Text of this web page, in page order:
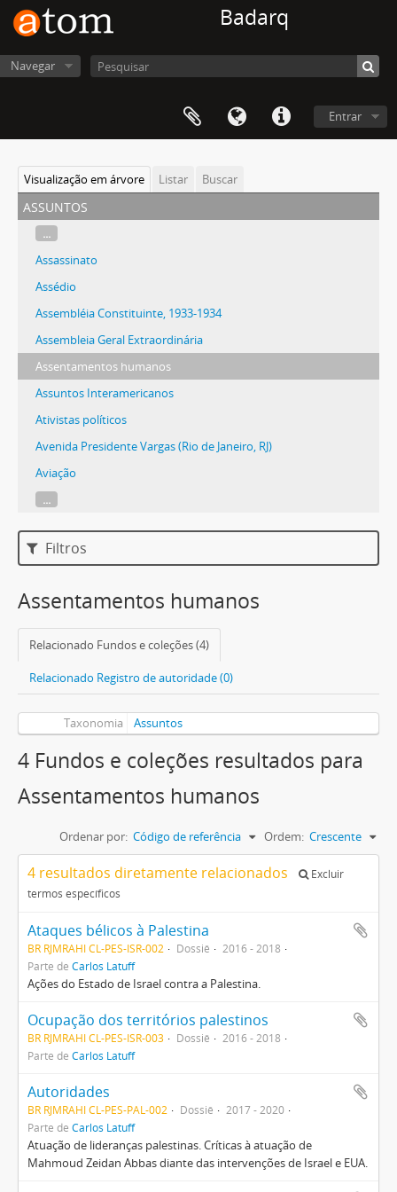
Badarq
Navegar
Entrar
Visualização em árvore Listar Buscar
assuntos
...
Assassinato
Assédio
Assembléia Constituinte, 1933-1934
Assembleia Geral Extraordinária
Assentamentos humanos
Assuntos Interamericanos
Ativistas políticos
Avenida Presidente Vargas (Rio de Janeiro, RJ)
Aviação
...
Filtros
Assentamentos humanos
Relacionado Fundos e coleções (4)
Relacionado Registro de autoridade (0)
Taxonomia Assuntos
4 Fundos e coleções resultados para
Assentamentos humanos
Ordenar por: Código de referência Ordem: Crescente
4 resultados diretamente relacionados
Excluir
termos específicos
Ataques bélicos à Palestina
BR RJMRAHI CL-PES-ISR-002 Dossiê
2016 - 2018
Parte de Carlos Latuff
Ações do Estado de Israel contra a Palestina.
Ocupação dos territórios palestinos
BR RJMRAHI CL-PES-ISR-003 Dossiê
2016 - 2018
Parte de Carlos Latuff
Autoridades
BR RJMRAHI CL-PES-PAL-002 Dossiê
2017 - 2020
Parte de Carlos Latuff
Atuação de lideranças palestinas. Críticas à atuação de
Mahmoud Zeidan Abbas diante das intervenções de Israel e EUA.